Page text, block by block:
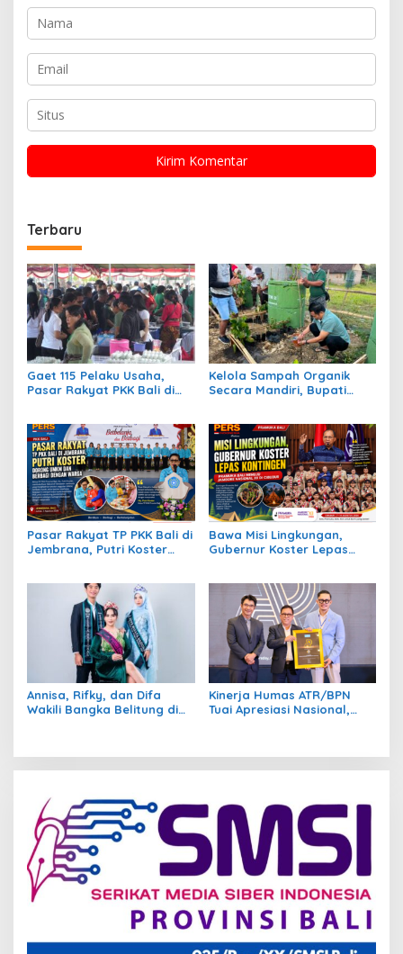
Terbaru
Gaet 115 Pelaku Usaha,
Pasar Rakyat PKK Bali di
Sehari
Kelola Sampah Organik
Secara Mandiri, Bupati
Pasar Rakyat TP PKK Bali di
Jembrana, Putri Koster
Bawa Misi Lingkungan,
Gubernur Koster Lepas
XII di Cibubur
Annisa, Rifky, dan Difa
Wakili Bangka Belitung di
Kinerja Humas ATR/BPN
Tuai Apresiasi Nasional,